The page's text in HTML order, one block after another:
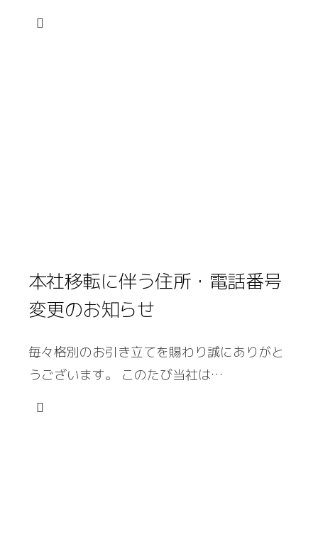
本社移転に伴う住所・電話番号
変更のお知らせ
毎々格別のお引き立てを賜わり誠にありがと
うございます。 このたび当社は…